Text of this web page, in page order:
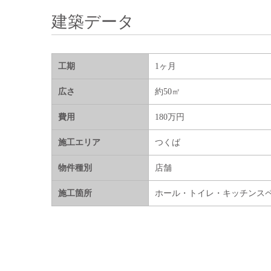
建築データ
工期 1 ヶ月
広さ 約50㎡
費用 180万円
施工エリア つくば
物件種別 店舗
施工箇所 ホール・トイレ・キッチンス